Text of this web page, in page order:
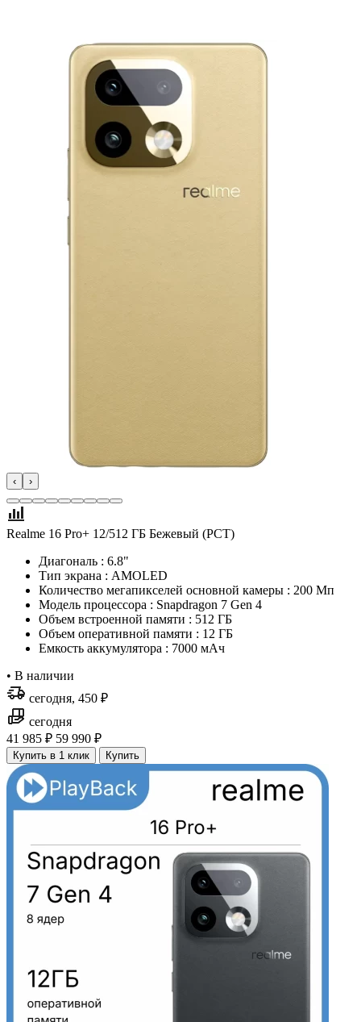
‹ ›
Realme 16 Pro+ 12/512 ГБ Бежевый (РСТ)
Диагональ : 6.8"
Тип экрана : AMOLED
Количество мегапикселей основной камеры : 200 Мп
Модель процессора : Snapdragon 7 Gen 4
Объем встроенной памяти : 512 ГБ
Объем оперативной памяти : 12 ГБ
Емкость аккумулятора : 7000 мAч
• В наличии
сегодня, 450 ₽
сегодня
41 985 ₽ 59 990 ₽
Купить в 1 клик Купить